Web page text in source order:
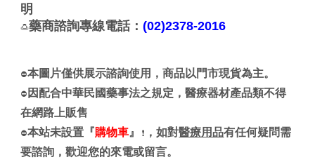
明
🍮藥商諮詢專線電話：(02)2378-2016
⛔本圖片僅供展示諮詢使用，商品以門市現貨為主。
⛔ 因配合中華民國藥事法之規定，醫療器材產品類不得
在網路上販售
⛔本站未設置『購物車 』 ❗ ，如對醫療用品有任何疑問需
要諮詢，歡迎您的來電或留言。